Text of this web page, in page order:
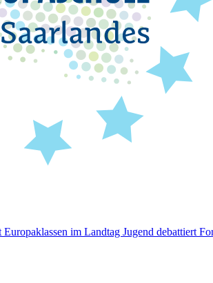
Europaklassen im Landtag Jugend debattiert